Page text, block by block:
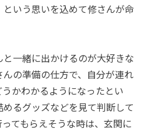
いう思いを込めて修さんが命
一緒に出かけるのが大好きな
の準備の仕方で、自分が連れ
かわかるようになったとい
るグッズなどを見て判断して
てもらえそうな時は、玄関に